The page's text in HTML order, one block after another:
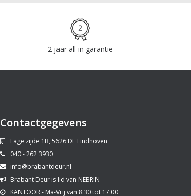
2 jaar all in garantie
Contactgegevens
Lage zijde 1B, 5626 DL Eindhoven
040 - 262 3930
info@brabantdeur.nl
Brabant Deur is lid van NEBRIN
KANTOOR - Ma-Vrij van 8:30 tot 17:00